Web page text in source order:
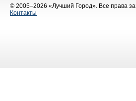
© 2005–2026 «Лучший Город». Все права
Контакты